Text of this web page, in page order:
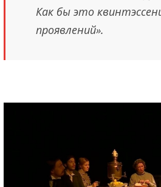
Как бы это
проявлений».